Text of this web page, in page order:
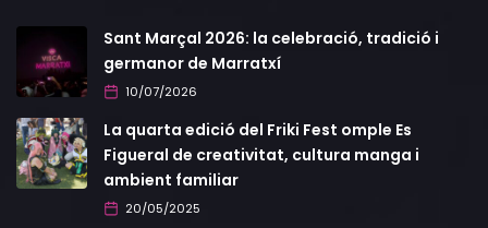
Sant Marçal 2026: la celebració, tradició i
germanor de Marratxí
10/07/2026
La quarta edició del Friki Fest omple Es
Figueral de creativitat, cultura manga i
ambient familiar
20/05/2025